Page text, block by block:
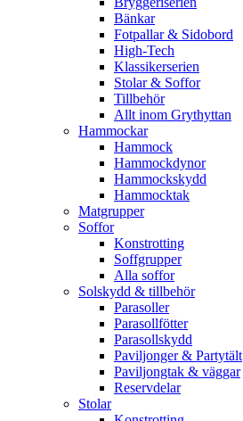
Bänkar
Fotpallar & Sidobord
High-Tech
Klassikerserien
Stolar & Soffor
Tillbehör
Allt inom Grythyttan
Hammockar
Hammock
Hammockdynor
Hammockskydd
Hammocktak
Matgrupper
Soffor
Konstrotting
Soffgrupper
Alla soffor
Solskydd & tillbehör
Parasoller
Parasollfötter
Parasollskydd
Paviljonger & Partytält
Paviljongtak & väggar
Reservdelar
Stolar